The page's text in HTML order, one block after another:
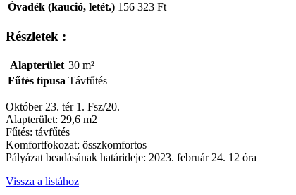
Óvadék (kaució, letét.) 156 323 Ft
Részletek :
Alapterület 30 m²
Fűtés típusa Távfűtés
Október 23. tér 1. Fsz/20.
Alapterület: 29,6 m2
Fűtés: távfűtés
Komfortfokozat: összkomfortos
Pályázat beadásának határideje: 2023. február 24. 12 óra
Vissza a listához